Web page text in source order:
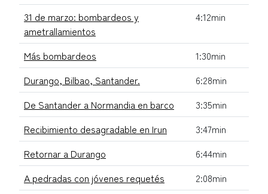
31 de marzo: bombardeos y
ametrallamientos
4:12min
Más bombardeos
1:30min
Durango, Bilbao, Santander.
6:28min
De Santander a Normandia en barco
3:35min
Recibimiento desagradable en Irun
3:47min
Retornar a Durango
6:44min
A pedradas con jóvenes requetés
2:08min